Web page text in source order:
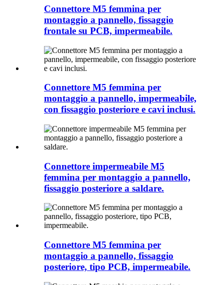
Connettore M5 femmina per
montaggio a pannello, fissaggio
frontale su PCB, impermeabile.
Connettore M5 femmina per
montaggio a pannello, impermeabile,
con fissaggio posteriore e cavi inclusi.
Connettore impermeabile M5
femmina per montaggio a pannello,
fissaggio posteriore a saldare.
Connettore M5 femmina per
montaggio a pannello, fissaggio
posteriore, tipo PCB, impermeabile.